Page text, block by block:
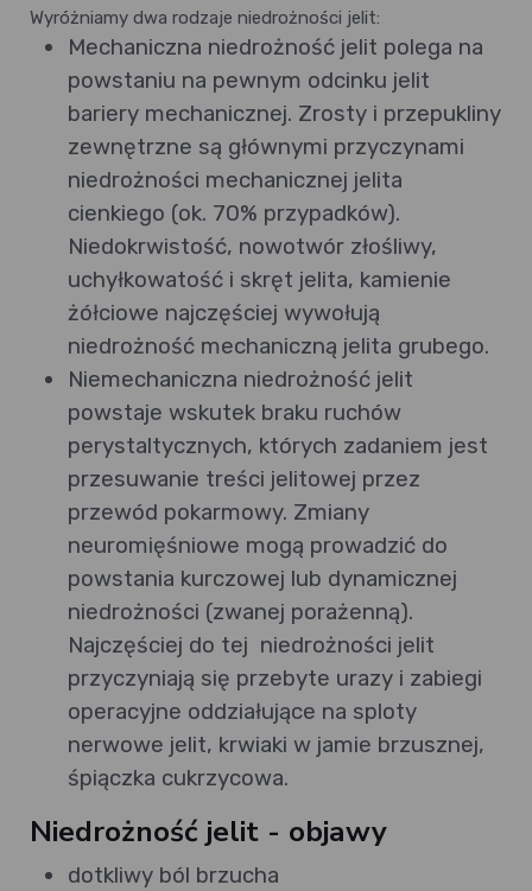
Wyróżniamy dwa rodzaje niedrożności jelit:
Mechaniczna niedrożność jelit polega na
powstaniu na pewnym odcinku jelit
bariery mechanicznej. Zrosty i przepukliny
zewnętrzne są głównymi przyczynami
niedrożności mechanicznej jelita
cienkiego (ok. 70% przypadków).
Niedokrwistość, nowotwór złośliwy,
uchyłkowatość i skręt jelita, kamienie
żółciowe najczęściej wywołują
niedrożność mechaniczną jelita grubego.
Niemechaniczna niedrożność jelit
powstaje wskutek braku ruchów
perystaltycznych, których zadaniem jest
przesuwanie treści jelitowej przez
przewód pokarmowy. Zmiany
neuromięśniowe mogą prowadzić do
powstania kurczowej lub dynamicznej
niedrożności (zwanej porażenną).
Najczęściej do tej niedrożności jelit
przyczyniają się przebyte urazy i zabiegi
operacyjne oddziałujące na sploty
nerwowe jelit, krwiaki w jamie brzusznej,
śpiączka cukrzycowa.
Niedrożność jelit - objawy
dotkliwy ból brzucha